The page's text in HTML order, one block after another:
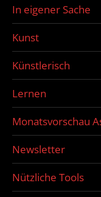
In eigener Sache
Kunst
Künstlerisch
Lernen
Monatsvorschau
Newsletter
Nützliche Tools